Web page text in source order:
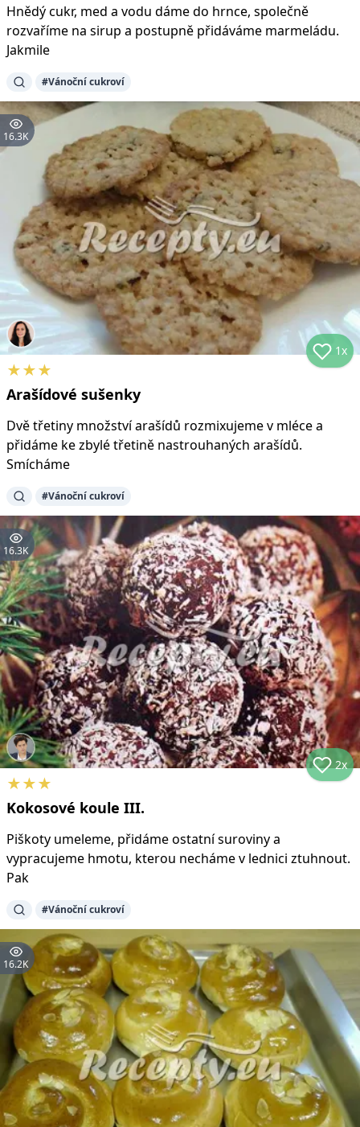
Hnědý cukr, med a vodu dáme do hrnce, společně
rozvaříme na sirup a postupně přidáváme marmeládu.
Jakmile
#Vánoční cukroví
16.3K
1x
★★★
Arašídové sušenky
Dvě třetiny množství arašídů rozmixujeme v mléce a
přidáme ke zbylé třetině nastrouhaných arašídů.
Smícháme
#Vánoční cukroví
16.3K
2x
★★★
Kokosové koule III.
Piškoty umeleme, přidáme ostatní suroviny a
vypracujeme hmotu, kterou necháme v lednici ztuhnout.
Pak
#Vánoční cukroví
16.2K